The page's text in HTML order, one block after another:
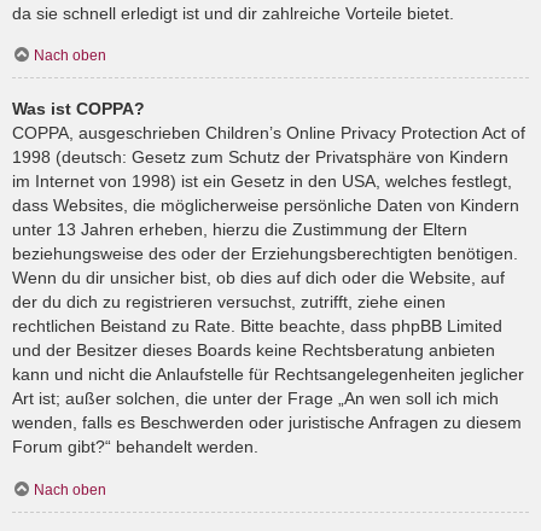
da sie schnell erledigt ist und dir zahlreiche Vorteile bietet.
Nach oben
Was ist COPPA?
COPPA, ausgeschrieben Children’s Online Privacy Protection Act of
1998 (deutsch: Gesetz zum Schutz der Privatsphäre von Kindern
im Internet von 1998) ist ein Gesetz in den USA, welches festlegt,
dass Websites, die möglicherweise persönliche Daten von Kindern
unter 13 Jahren erheben, hierzu die Zustimmung der Eltern
beziehungsweise des oder der Erziehungsberechtigten benötigen.
Wenn du dir unsicher bist, ob dies auf dich oder die Website, auf
der du dich zu registrieren versuchst, zutrifft, ziehe einen
rechtlichen Beistand zu Rate. Bitte beachte, dass phpBB Limited
und der Besitzer dieses Boards keine Rechtsberatung anbieten
kann und nicht die Anlaufstelle für Rechtsangelegenheiten jeglicher
Art ist; außer solchen, die unter der Frage „An wen soll ich mich
wenden, falls es Beschwerden oder juristische Anfragen zu diesem
Forum gibt?“ behandelt werden.
Nach oben